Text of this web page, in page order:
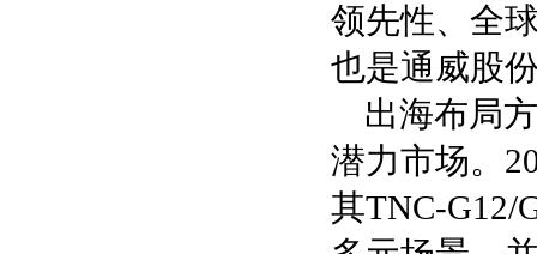
领先性、全
也是通威股
出海布局
潜力市场。
其TNC-G12/